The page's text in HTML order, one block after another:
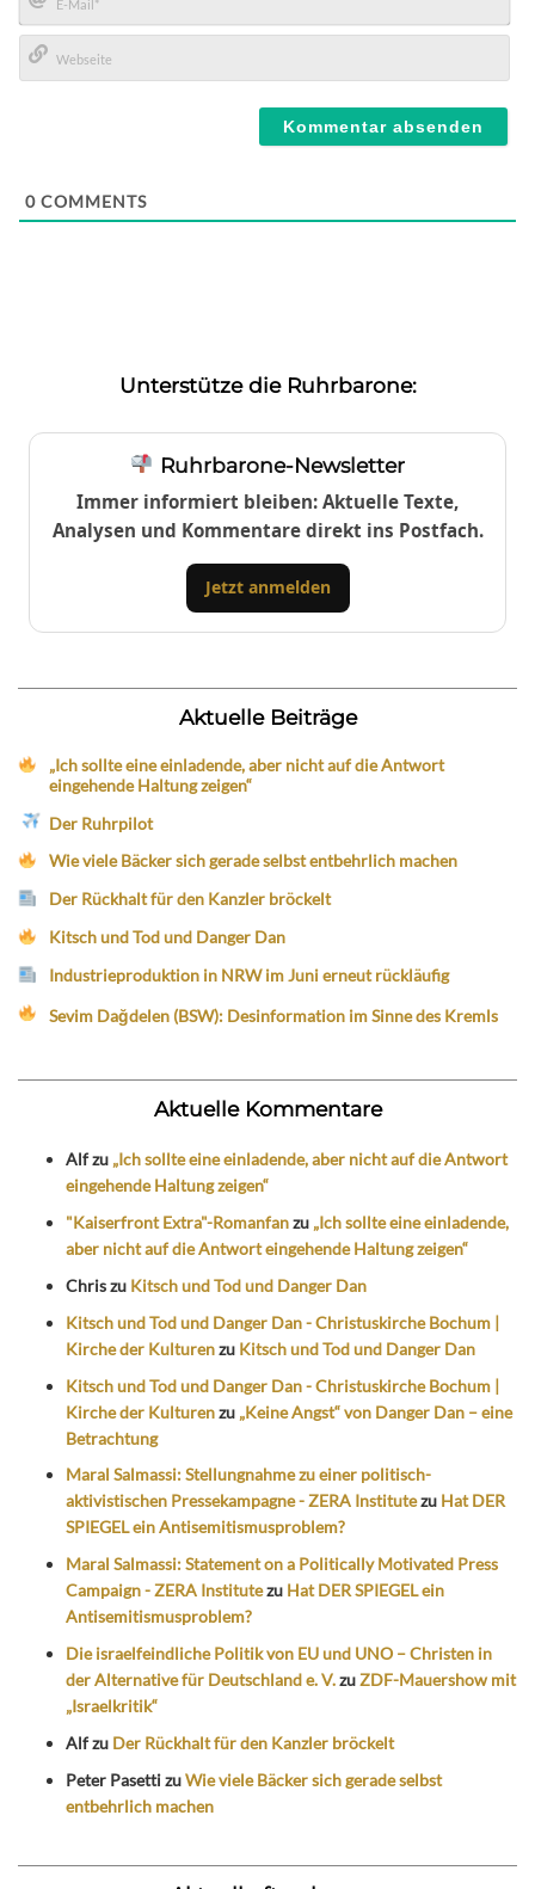
E-
Mail*
0 COMMENTS
Unterstütze die Ruhrbarone:
Ruhrbarone-Newsletter
Immer informiert bleiben: Aktuelle Texte,
Analysen und Kommentare direkt ins Postfach.
Jetzt anmelden
Aktuelle Beiträge
„Ich sollte eine einladende, aber nicht auf die Antwort
eingehende Haltung zeigen“
Der Ruhrpilot
Wie viele Bäcker sich gerade selbst entbehrlich machen
Der Rückhalt für den Kanzler bröckelt
Kitsch und Tod und Danger Dan
Industrieproduktion in NRW im Juni erneut rückläufig
Sevim Dağdelen (BSW): Desinformation im Sinne des Kremls
Aktuelle Kommentare
Alfzu „Ich sollte eine einladende, aber nicht auf die Antwort
eingehende Haltung zeigen“
"Kaiserfront Extra"-Romanfanzu „Ich sollte eine einladende,
aber nicht auf die Antwort eingehende Haltung zeigen“
Chriszu Kitsch und Tod und Danger Dan
Kitsch und Tod und Danger Dan - Christuskirche Bochum |
Kirche der Kulturenzu Kitsch und Tod und Danger Dan
Kitsch und Tod und Danger Dan - Christuskirche Bochum |
Kirche der Kulturenzu „Keine Angst“ von Danger Dan – eine
Betrachtung
Maral Salmassi: Stellungnahme zu einer politisch-
aktivistischen Pressekampagne - ZERA Institutezu Hat DER
SPIEGEL ein Antisemitismusproblem?
Maral Salmassi: Statement on a Politically Motivated Press
Campaign - ZERA Institutezu Hat DER SPIEGEL ein
Antisemitismusproblem?
Die israelfeindliche Politik von EU und UNO – Christen in
der Alternative für Deutschland e. V.zuZDF-Mauershow mit
„Israelkritik“
Alfzu Der Rückhalt für den Kanzler bröckelt
Peter PasettizuWie viele Bäcker sich gerade selbst
entbehrlich machen